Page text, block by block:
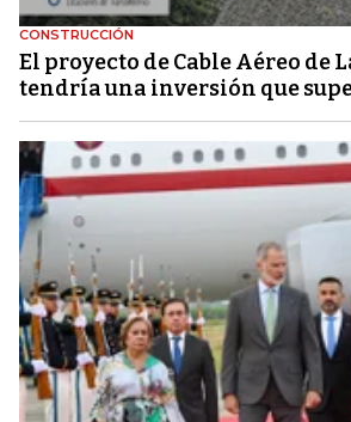
CONSTRUCCIÓN
El proyecto de Cable Aéreo de
tendría una inversión que